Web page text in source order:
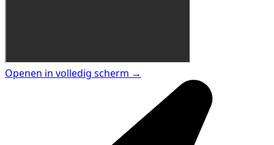
Openen in volledig scherm →